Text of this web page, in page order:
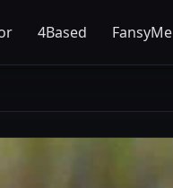
4Based FansyMe